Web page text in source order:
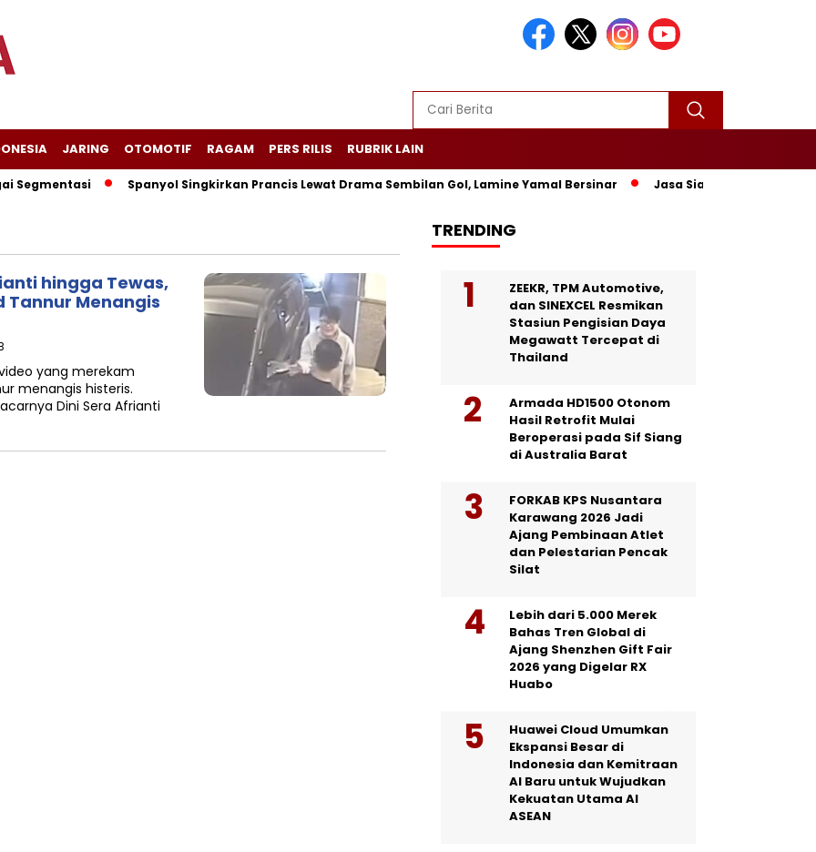
JARING OTOMOTIF RAGAM PERS RILIS RUBRIK LAIN
Spanyol Singkirkan Prancis Lewat Drama Sembilan Gol, Lamine Yamal Bersinar Jasa Siaran Pers
hingga Tewas,
Tannur Menangis
video yang merekam
menangis histeris.
Dini Sera Afrianti
TRENDING
ZEEKR, TPM Automotive,
dan SINEXCEL Resmikan
Stasiun Pengisian Daya
Megawatt Tercepat di
Thailand
Armada HD1500 Otonom
Hasil Retrofit Mulai
Beroperasi pada Sif Siang
di Australia Barat
FORKAB KPS Nusantara
Karawang 2026 Jadi
Ajang Pembinaan Atlet
dan Pelestarian Pencak
Silat
Lebih dari 5.000 Merek
Bahas Tren Global di
Ajang Shenzhen Gift Fair
2026 yang Digelar RX
Huabo
Huawei Cloud Umumkan
Ekspansi Besar di
Indonesia dan Kemitraan
AI Baru untuk Wujudkan
Kekuatan Utama AI
ASEAN